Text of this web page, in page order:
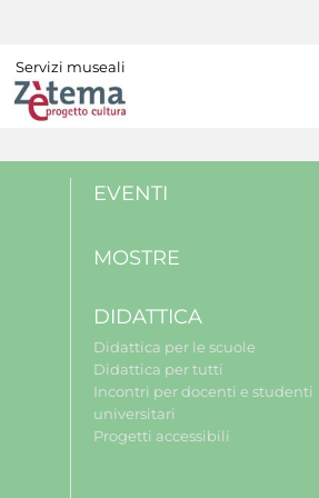
Servizi museali
EVENTI
MOSTRE
DIDATTICA
Didattica per le scuole
Didattica per tutti
Incontri per docenti e studenti
universitari
Progetti accessibili